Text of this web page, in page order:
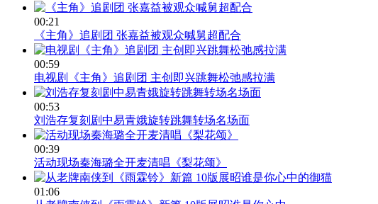
00:21
《主角》追剧团 张嘉益被观众喊舅超配合
00:59
电视剧《主角》追剧团 主创即兴跳舞松弛感拉满
00:53
刘浩存复刻剧中易青娥旋转跳舞转场名场面
00:39
活动现场秦海璐全开麦清唱《梨花颂》
01:06